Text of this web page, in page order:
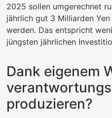
2025 sollen umgerechnet
jährlich gut 3 Milliarden
werden. Das entspricht
jüngsten jährlichen
Dank eigenem
produzieren?